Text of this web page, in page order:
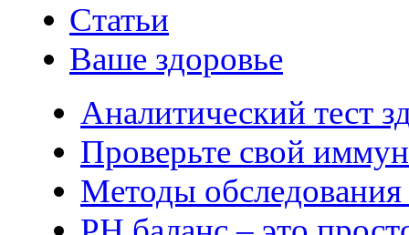
Статьи
Ваше здоровье
Аналитический тест
Проверьте свой
Методы обследования